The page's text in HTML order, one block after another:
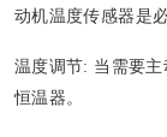
动机温度传感器是
温度调节: 当需要主
恒温器。